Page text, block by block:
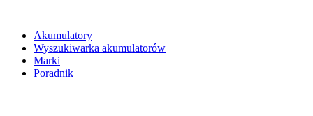
Akumulatory
Wyszukiwarka akumulatorów
Marki
Poradnik